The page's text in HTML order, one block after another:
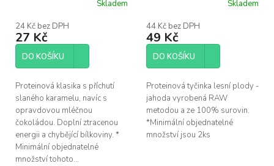
Skladem
24 Kč bez DPH
27 Kč
DO KOŠÍKU
Proteinová klasika s příchutí
slaného karamelu, navíc s
opravdovou mléčnou
čokoládou. Doplní ztracenou
energii a chybějící bílkoviny. *
Minimální objednatelné
množství tohoto...
Skladem
44 Kč bez DPH
49 Kč
DO KOŠÍKU
Proteinová tyčinka lesní plody -
jahoda vyrobená RAW
metodou a ze 100% surovin.
*Minimální objednatelné
množství jsou 2ks